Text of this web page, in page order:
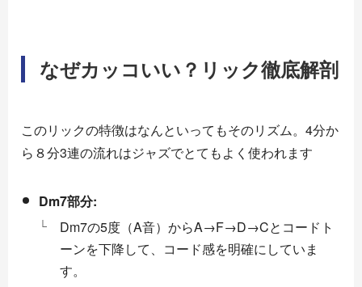
なぜカッコいい？リック徹底解剖
このリックの特徴はなんといってもそのリズム。4分か
ら８分3連の流れはジャズでとてもよく使われます
Dm7部分:
Dm7の5度（A音）からA→F→D→Cとコードト
ーンを下降して、コード感を明確にしていま
す。